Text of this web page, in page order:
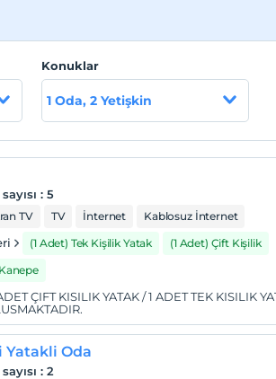
Konuklar
1 Oda, 2 Yetişkin
:5
TV TV İnternet Kablosuz İnternet
(1 Adet) Tek Kişilik Yatak
(1 Adet) Çift Kişilik
ÇIFT KISILIK YATAK / 1 ADET TEK KISILIK
Yatakli Oda
:2